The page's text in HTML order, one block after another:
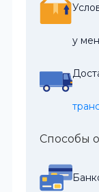
у
Способы